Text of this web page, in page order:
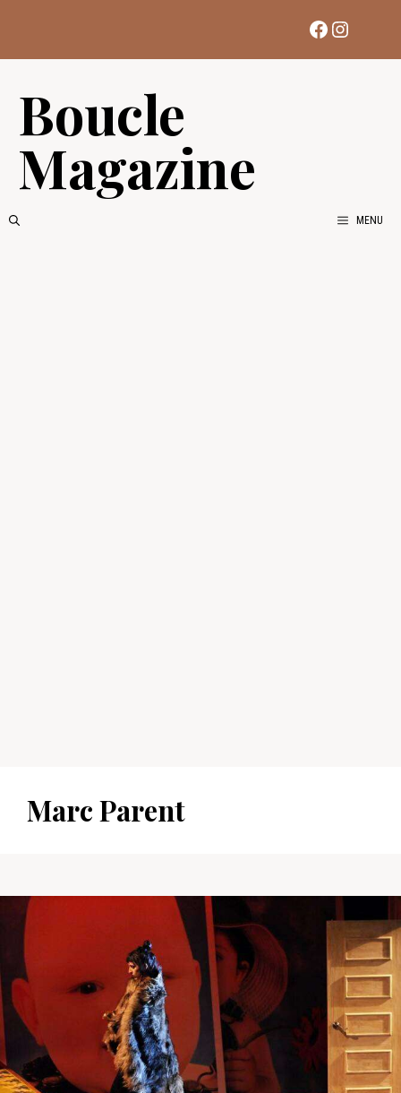
contenu
Facebook
Boucle
Magazine
MENU
Marc Parent